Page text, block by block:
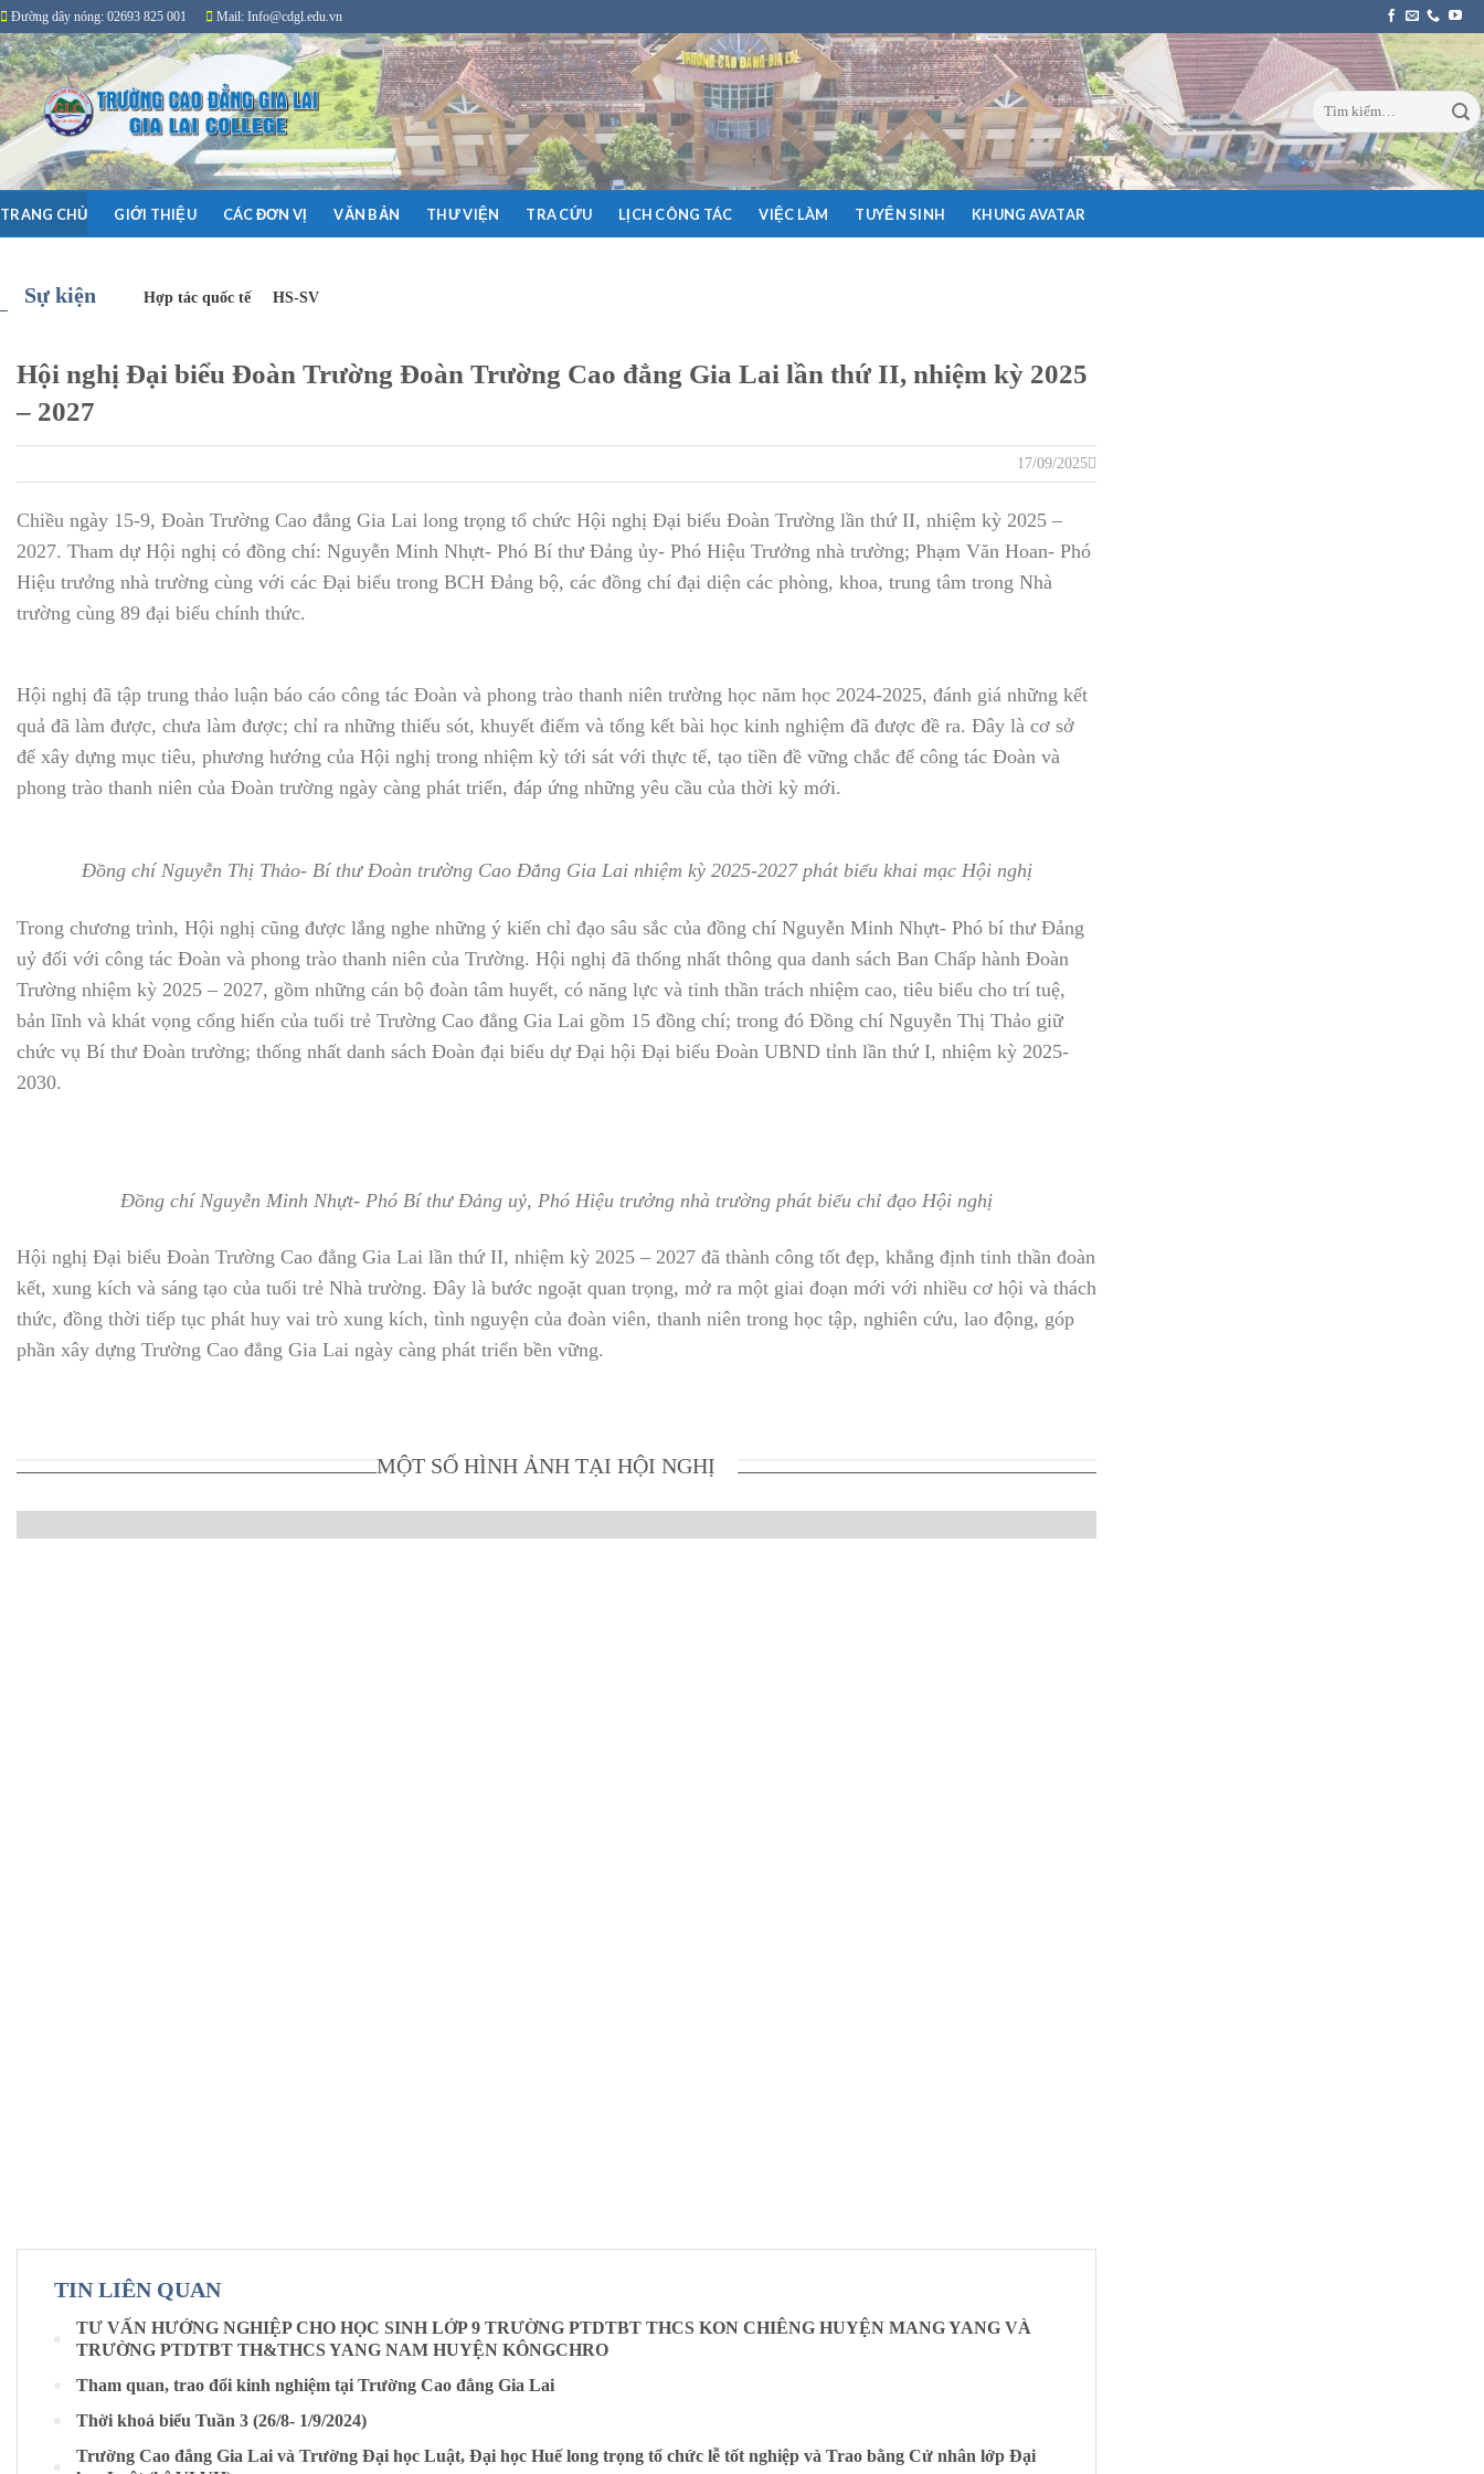
Skip
to
content
Đường dây nóng: 02693 825 001 Mail: Info@cdgl.edu.vn
TRANG CHỦ GIỚI THIỆU CÁC ĐƠN VỊ VĂN BẢN THƯ VIỆN TRA CỨU LỊCH CÔNG TÁC VIỆC LÀM TUYỂN SINH KHUNG AVATAR
Sự kiện
TIN TỨC Hợp tác quốc tế HS-SV
Hội nghị Đại biểu Đoàn Trường Đoàn Trường Cao đẳng Gia Lai lần thứ II, nhiệm kỳ 2025
– 2027
17/09/2025
Chiều ngày 15-9, Đoàn Trường Cao đẳng Gia Lai long trọng tổ chức Hội nghị Đại biểu Đoàn Trường lần thứ II, nhiệm kỳ 2025 –
2027. Tham dự Hội nghị có đồng chí: Nguyễn Minh Nhựt- Phó Bí thư Đảng ủy- Phó Hiệu Trưởng nhà trường; Phạm Văn Hoan- Phó
Hiệu trưởng nhà trường cùng với các Đại biểu trong BCH Đảng bộ, các đồng chí đại diện các phòng, khoa, trung tâm trong Nhà
trường cùng 89 đại biểu chính thức.
Hội nghị đã tập trung thảo luận báo cáo công tác Đoàn và phong trào thanh niên trường học năm học 2024-2025, đánh giá những kết
quả đã làm được, chưa làm được; chỉ ra những thiếu sót, khuyết điểm và tổng kết bài học kinh nghiệm đã được đề ra. Đây là cơ sở
để xây dựng mục tiêu, phương hướng của Hội nghị trong nhiệm kỳ tới sát với thực tế, tạo tiền đề vững chắc để công tác Đoàn và
phong trào thanh niên của Đoàn trường ngày càng phát triển, đáp ứng những yêu cầu của thời kỳ mới.
Đồng chí Nguyễn Thị Thảo- Bí thư Đoàn trường Cao Đẳng Gia Lai nhiệm kỳ 2025-2027 phát biểu khai mạc Hội nghị
Trong chương trình, Hội nghị cũng được lắng nghe những ý kiến chỉ đạo sâu sắc của đồng chí Nguyễn Minh Nhựt- Phó bí thư Đảng
uỷ đối với công tác Đoàn và phong trào thanh niên của Trường. Hội nghị đã thống nhất thông qua danh sách Ban Chấp hành Đoàn
Trường nhiệm kỳ 2025 – 2027, gồm những cán bộ đoàn tâm huyết, có năng lực và tinh thần trách nhiệm cao, tiêu biểu cho trí tuệ,
bản lĩnh và khát vọng cống hiến của tuổi trẻ Trường Cao đẳng Gia Lai gồm 15 đồng chí; trong đó Đồng chí Nguyễn Thị Thảo giữ
chức vụ Bí thư Đoàn trường; thống nhất danh sách Đoàn đại biểu dự Đại hội Đại biểu Đoàn UBND tỉnh lần thứ I, nhiệm kỳ 2025-
2030.
Đồng chí Nguyễn Minh Nhựt- Phó Bí thư Đảng uỷ, Phó Hiệu trưởng nhà trường phát biểu chỉ đạo Hội nghị
Hội nghị Đại biểu Đoàn Trường Cao đẳng Gia Lai lần thứ II, nhiệm kỳ 2025 – 2027 đã thành công tốt đẹp, khẳng định tinh thần đoàn
kết, xung kích và sáng tạo của tuổi trẻ Nhà trường. Đây là bước ngoặt quan trọng, mở ra một giai đoạn mới với nhiều cơ hội và thách
thức, đồng thời tiếp tục phát huy vai trò xung kích, tình nguyện của đoàn viên, thanh niên trong học tập, nghiên cứu, lao động, góp
phần xây dựng Trường Cao đẳng Gia Lai ngày càng phát triển bền vững.
MỘT SỐ HÌNH ẢNH TẠI HỘI NGHỊ
TIN LIÊN QUAN
TƯ VẤN HƯỚNG NGHIỆP CHO HỌC SINH LỚP 9 TRƯỜNG PTDTBT THCS KON CHIÊNG HUYỆN MANG YANG VÀ
TRƯỜNG PTDTBT TH&THCS YANG NAM HUYỆN KÔNGCHRO
Tham quan, trao đổi kinh nghiệm tại Trường Cao đẳng Gia Lai
Thời khoá biểu Tuần 3 (26/8- 1/9/2024)
Trường Cao đẳng Gia Lai và Trường Đại học Luật, Đại học Huế long trọng tổ chức lễ tốt nghiệp và Trao bằng Cử nhân lớp Đại